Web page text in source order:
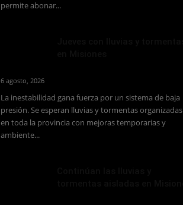
permite abonar...
6 agosto, 2026
La inestabilidad gana fuerza por un sistema de baja
presión. Se esperan lluvias y tormentas organizadas
en toda la provincia con mejoras temporarias y
ambiente...